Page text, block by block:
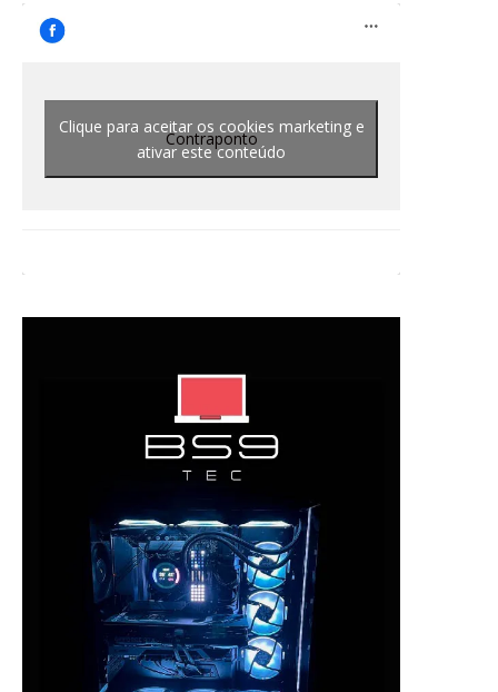
Contraponto
Clique para aceitar os cookies marketing e
ativar este conteúdo